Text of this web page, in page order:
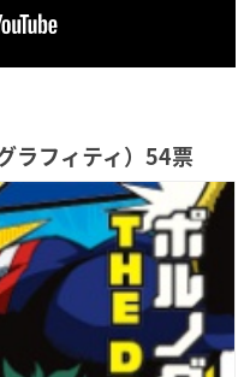
ラフィティ）54票